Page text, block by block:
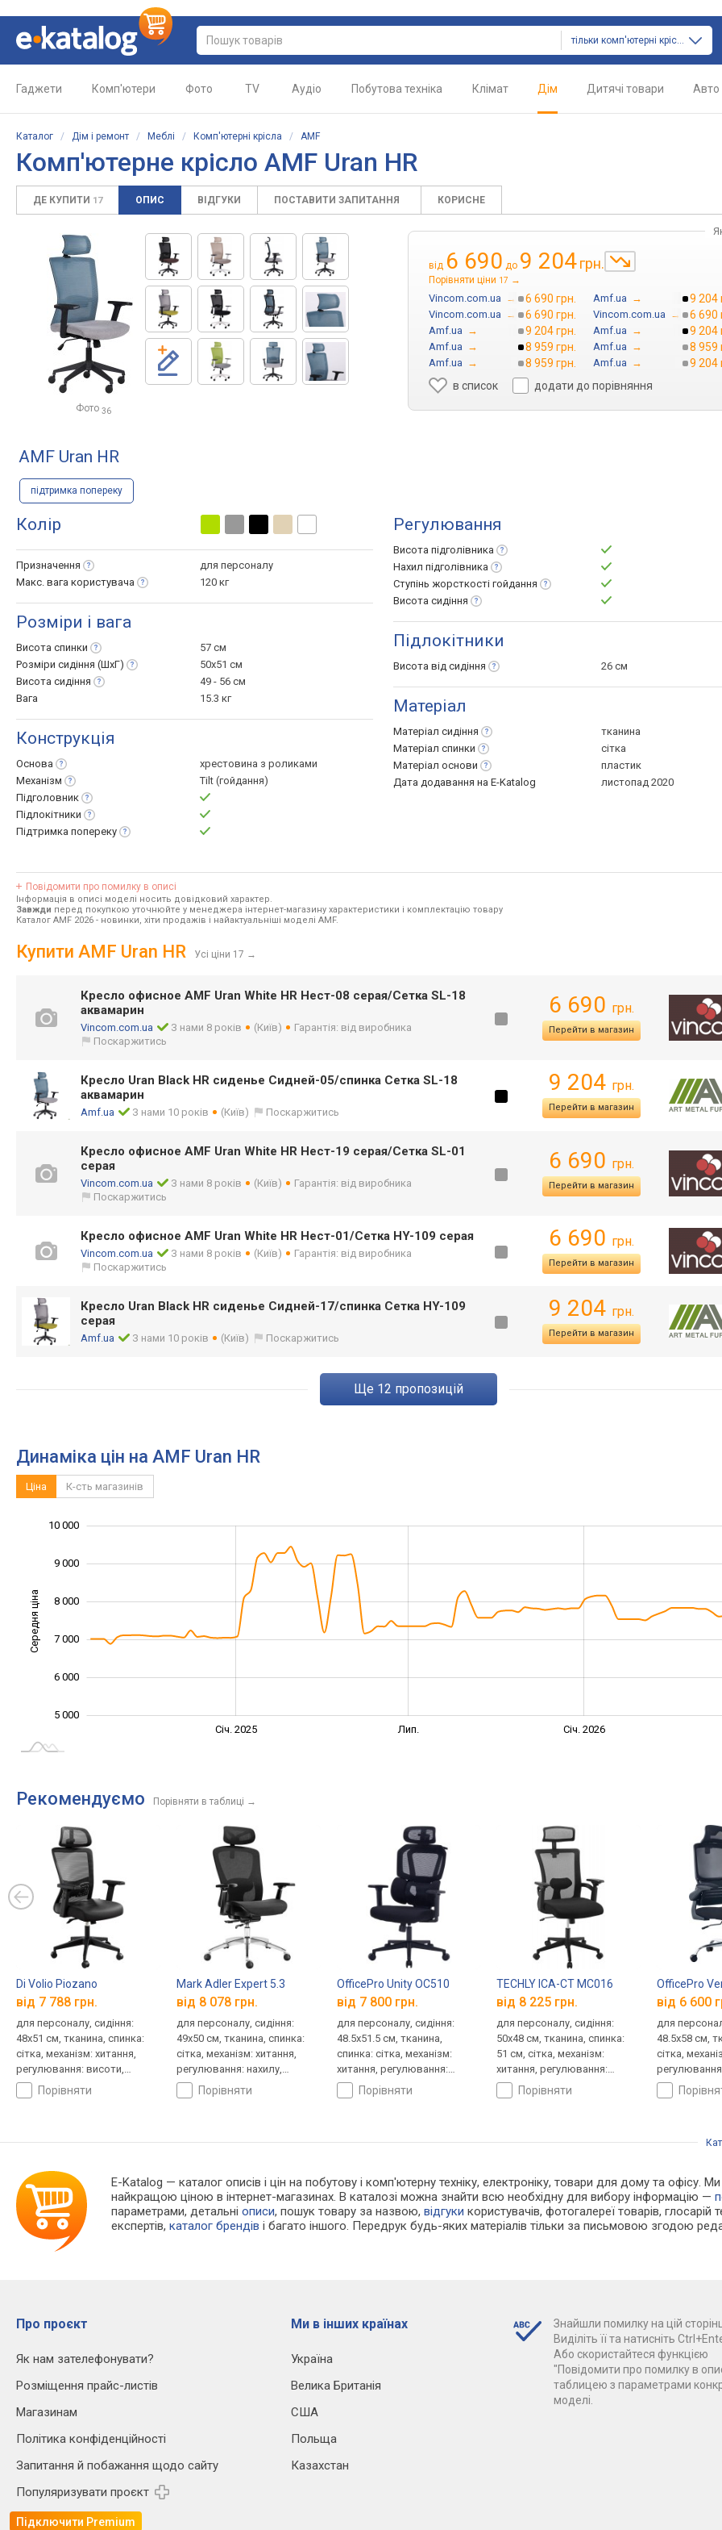
тільки комп'ютерні крісла
Гаджети Комп'ютери Фото TV Аудіо Побутова техніка Клімат Дім Дитячі товари Авто
Каталог / Дім і ремонт / Меблі / Комп'ютерні крісла / AMF
Комп'ютерне крісло AMF Uran HR
ДЕ КУПИТИ 17 ОПИС ВІДГУКИ ПОСТАВИТИ ЗАПИТАННЯ КОРИСНЕ
Фото 36
від 6 690 до 9 204грн.
Порівняти ціни 17 →
Vincom.com.ua → 6 690 грн. Amf.ua → 9 204
Vincom.com.ua → 6 690 грн. Vincom.com.ua → 6 690
Amf.ua → 9 204 грн. Amf.ua → 9 204
Amf.ua → 8 959 грн. Amf.ua → 8 959
Amf.ua → 8 959 грн. Amf.ua →
9 204
в список
додати до порівняння
AMF Uran HR
підтримка попереку
Колір
Призначення
для персоналу
Макс. вага користувача 120 кг
Розміри і вага
Висота спинки
57 см
Розміри сидіння (ШхГ)
50x51 см
Висота сидіння
49 - 56 см
Вага
15.3 кг
Конструкція
Основа
хрестовина з роликами
Механізм
Tilt (гойдання)
Підголовник
Підлокітники
Підтримка попереку
Регулювання
Висота підголівника
Нахил підголівника
Ступінь жорсткості гойдання
Висота сидіння
Підлокітники
Висота від сидіння 26 см
Матеріал
Матеріал сидіння
тканина
Матеріал спинки
сітка
Матеріал основи
пластик
Дата додавання на E-Katalog
листопад 2020
Повідомити про помилку в описі
Інформація в описі моделі носить довідковий характер.
Завжди перед покупкою уточнюйте у менеджера інтернет-магазину характеристики і комплектацію товару
Каталог AMF 2026 - новинки, хіти продажів і найактуальніші моделі AMF.
Купити AMF Uran HR Усі ціни 17 →
Кресло офисное AMF Uran White HR Нест-08 серая/Сетка SL-18
аквамарин
Vincom.com.ua З нами 8 років (Київ)
Гарантія: від виробника
Поскаржитись
6 690 грн.
Перейти в магазин
Кресло Uran Black HR сиденье Сидней-05/спинка Сетка SL-18
аквамарин
Amf.ua З нами 10 років (Київ) Поскаржитись
9 204 грн.
Перейти в магазин
Кресло офисное AMF Uran White HR Нест-19 серая/Сетка SL-01
серая
Vincom.com.ua З нами 8 років (Київ)
Гарантія: від виробника
Поскаржитись
6 690 грн.
Перейти в магазин
Кресло офисное AMF Uran White HR Нест-01/Сетка HY-109 серая
Vincom.com.ua З нами 8 років (Київ)
Гарантія: від виробника
Поскаржитись
6 690 грн.
Перейти в магазин
Кресло Uran Black HR сиденье Сидней-17/спинка Сетка HY-109
серая
Amf.ua З нами 10 років (Київ) Поскаржитись
9 204 грн.
Перейти в магазин
ще 12 пропозицій
Динаміка цін на AMF Uran HR
Ціна К-сть магазинів
Середня ціна
5 000
6 000
7 000
8 000
9 000
10 000
Січ. 2025 Лип. Січ. 2026
Рекомендуємо Порівняти в таблиці →
Di Volio Piozano
від 7 788 грн.
для персоналу, сидіння:
48x51 см, тканина, спинка:
сітка, механізм: хитання,
регулювання: висоти,
жорсткостіпорівняти
Mark Adler Expert 5.3
від 8 078 грн.
для персоналу, сидіння:
49x50 см, тканина, спинка:
сітка, механізм: хитання,
регулювання: нахилу,
висоти, глибини, жорсткості
порівняти
OfficePro Unity OC510
від 7 800 грн.
для персоналу, сидіння:
48.5x51.5 см, тканина,
спинка: сітка, механізм:
хитання, регулювання:
нахилу, висоти, жорсткості
порівняти
TECHLY ICA-CT MC016
від 8 225 грн.
для персоналу, сидіння:
50x48 см, тканина, спинка:
51 см, сітка, механізм:
хитання, регулювання:
висоти, жорсткості
порівняти
OfficePro
від 6 600
для
48.5x58 см,
сітка,
висоти,
E-Katalog — каталог описів і цін на побутову і комп'ютерну техніку, електроніку, товари для дому та офісу.
найкращою ціною в інтернет-магазинах. В каталозі можна знайти всю необхідну для вибору інформацію —
параметрами, детальніописи, пошук товару за назвою,відгуки користувачів, фотогалереї товарів, глосарій
експертів,каталог брендів і багато іншого. Передрук будь-яких матеріалів тільки за письмовою згодою
Про проєкт
Як нам зателефонувати?
Розміщення прайс-листів
Магазинам
Політика конфіденційності
Запитання й побажання щодо сайту
Популяризувати проєкт
Підключити Premium
Ми в інших країнах
Україна
Велика Британія
США
Польща
Казахстан
Знайшли помилку на цій
Виділіть її та натисніть
Або скористайтеся функцією
"Повідомити про помилку в
таблицею з параметрами
моделі.